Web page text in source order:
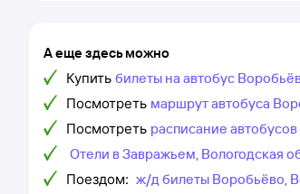
А еще здесь можно
Купить билеты на автобус
Посмотреть маршрут автобуса
Посмотреть расписание
Отели в Завражьем, Вологодская
Поездом: ж/д билеты Воробьёво,